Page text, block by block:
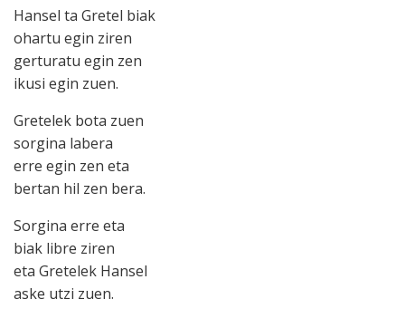
Hansel ta Gretel biak
ohartu egin ziren
gerturatu egin zen
ikusi egin zuen.
Gretelek bota zuen
sorgina labera
erre egin zen eta
bertan hil zen bera.
Sorgina erre eta
biak libre ziren
eta Gretelek Hansel
aske utzi zuen.